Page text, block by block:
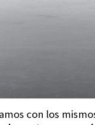
con los